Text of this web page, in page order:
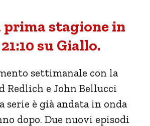
stagione in
su Giallo.
settimanale con la
Redlich e John Bellucci
è già andata in onda
dopo. Due nuovi episodi